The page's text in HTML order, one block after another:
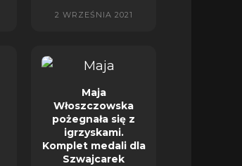
2 WRZEŚNIA 2021
Maja
Włoszczowska
pożegnała się z
igrzyskami.
Komplet medali dla
Szwajcarek